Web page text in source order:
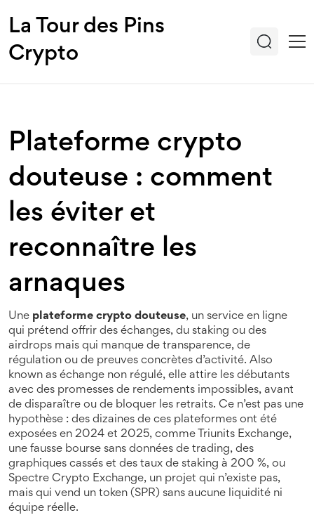
La Tour des Pins
Crypto
Plateforme crypto
douteuse : comment
les éviter et
reconnaître les
arnaques
Une plateforme crypto douteuse, un service en ligne
qui prétend offrir des échanges, du staking ou des
airdrops mais qui manque de transparence, de
régulation ou de preuves concrètes d’activité. Also
known as échange non régulé, elle attire les débutants
avec des promesses de rendements impossibles, avant
de disparaître ou de bloquer les retraits. Ce n’est pas une
hypothèse : des dizaines de ces plateformes ont été
exposées en 2024 et 2025, comme Triunits Exchange,
une fausse bourse sans données de trading, des
graphiques cassés et des taux de staking à 200 %, ou
Spectre Crypto Exchange, un projet qui n’existe pas,
mais qui vend un token (SPR) sans aucune liquidité ni
équipe réelle.